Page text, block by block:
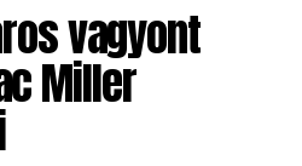
vagyont
Miller